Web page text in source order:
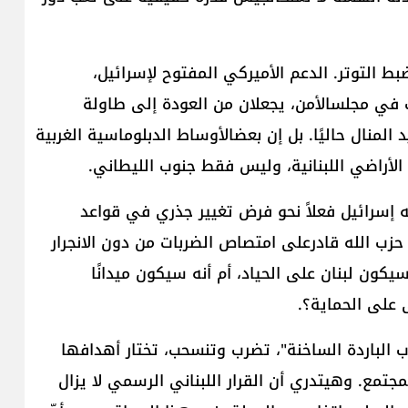
التوتر. الدعم الأميركي المفتوح لإسرائيل،
مجلسالأمن، يجعلان من العودة إلى طاولة
أو توسيع القرار 1701 أمرًا بعيد المنال حاليًا. بل إن بعضالأوساط الدبلوماسية الغربية
اللبنانية، وليس فقط جنوب الليطاني.
فعلاً نحو فرض تغيير جذري في قواعد
الله قادرعلى امتصاص الضربات من دون الانجرار
لبنان على الحياد، أم أنه سيكون ميدانًا
الحماية؟.
الساخنة"، تضرب وتنسحب، تختار أهدافها
وهيتدري أن القرار اللبناني الرسمي لا يزال